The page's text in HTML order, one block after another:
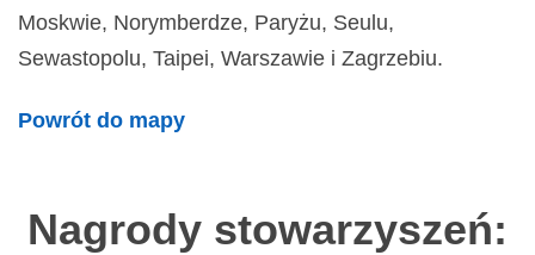
Moskwie, Norymberdze, Paryżu, Seulu,
Sewastopolu, Taipei, Warszawie i Zagrzebiu.
Powrót do mapy
Nagrody stowarzyszeń: